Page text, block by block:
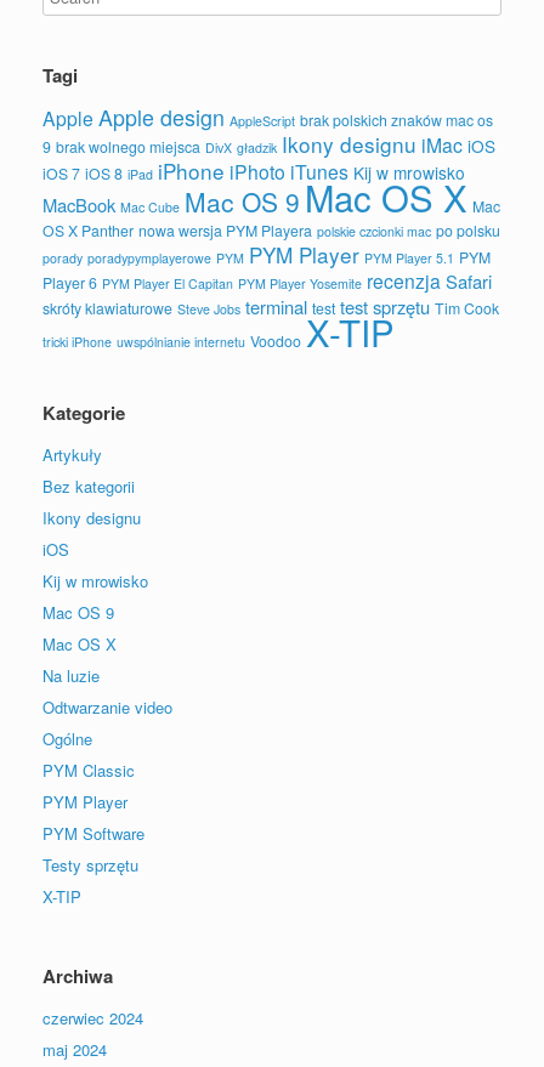
Tagi
Apple Apple design AppleScript brak polskich znaków mac os
9 brak wolnego miejsca DivX gładzik Ikony designu iMac iOS
iOS 7 iOS 8 iPad iPhone iPhoto iTunes Kij w mrowisko
MacBook Mac Cube Mac OS 9 Mac OS X Mac
OS X Panther nowa wersja PYM Playera polskie czcionki mac po polsku
porady poradypymplayerowe PYM PYM Player PYM Player 5.1 PYM
Player 6 PYM Player El Capitan PYM Player Yosemite recenzja Safari
skróty klawiaturowe Steve Jobs terminal test test sprzętu Tim Cook
tricki iPhone uwspólnianie internetu Voodoo X-TIP
Kategorie
Artykuły
Bez kategorii
Ikony designu
iOS
Kij w mrowisko
Mac OS 9
Mac OS X
Na luzie
Odtwarzanie video
Ogólne
PYM Classic
PYM Player
PYM Software
Testy sprzętu
X-TIP
Archiwa
czerwiec 2024
maj 2024